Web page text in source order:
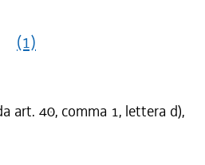
(1)
art. 40, comma 1, lettera d),